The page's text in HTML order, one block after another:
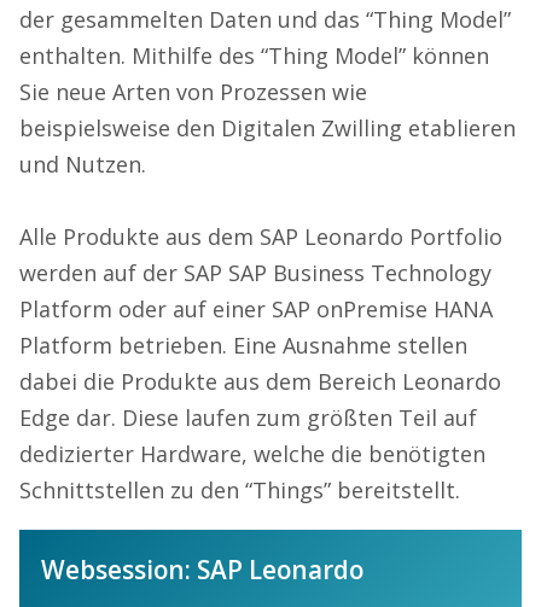
der gesammelten Daten und das “Thing Model”
enthalten. Mithilfe des “Thing Model” können
Sie neue Arten von Prozessen wie
beispielsweise den Digitalen Zwilling etablieren
und Nutzen.
Alle Produkte aus dem SAP Leonardo Portfolio
werden auf der SAP SAP Business Technology
Platform oder auf einer SAP onPremise HANA
Platform betrieben. Eine Ausnahme stellen
dabei die Produkte aus dem Bereich Leonardo
Edge dar. Diese laufen zum größten Teil auf
dedizierter Hardware, welche die benötigten
Schnittstellen zu den “Things” bereitstellt.
Websession: SAP Leonardo